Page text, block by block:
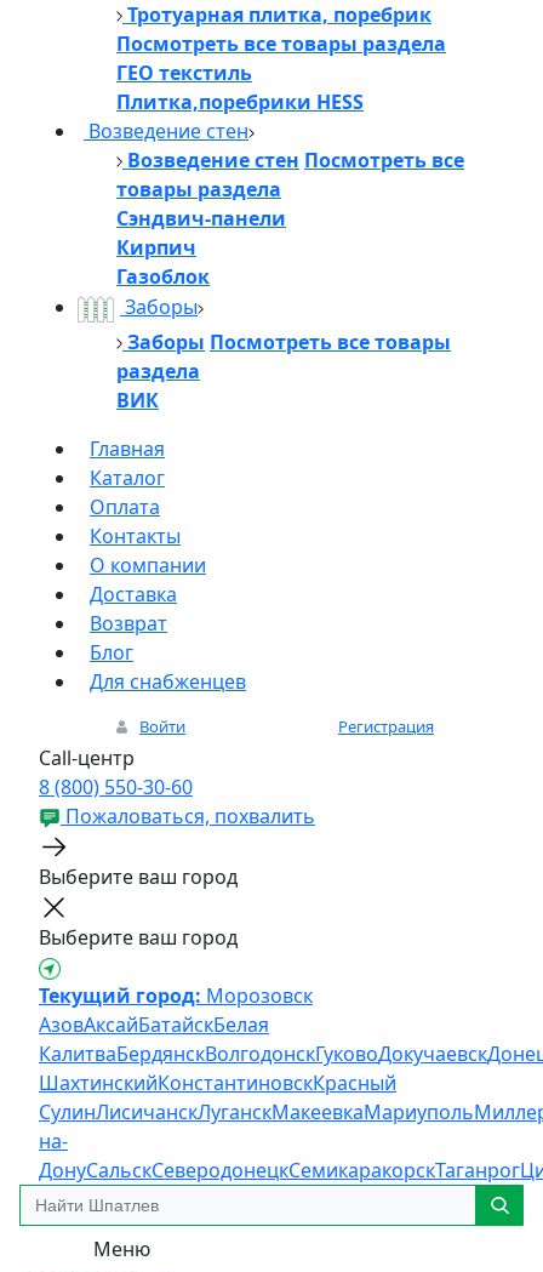
Тротуарная плитка, поребрик
Посмотреть все товары раздела
ГЕО текстиль
Плитка,поребрики HESS
Возведение стен
Возведение стен Посмотреть все
товары раздела
Сэндвич-панели
Кирпич
Газоблок
Заборы
Заборы Посмотреть все товары
раздела
ВИК
Главная
Каталог
Оплата
Контакты
О компании
Доставка
Возврат
Блог
Для снабженцев
Войти Регистрация
Call-центр
8 (800) 550-30-60
Пожаловаться, похвалить
Выберите ваш город
Выберите ваш город
Текущий город: Морозовск
АзовАксайБатайскБелая
КалитваБердянскВолгодонскГуковоДокучаевск
ШахтинскийКонстантиновскКрасный
СулинЛисичанскЛуганскМакеевкаМариуполь
на-
ДонуСальскСеверодонецкСемикаракорскТаганрог
Меню